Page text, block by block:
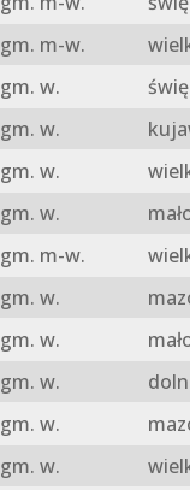
gm. m-w.
gm. w.
gm. w.
gm. w.
gm. w.
gm. m-w.
gm. w.
gm. w.
gm. w.
gm. w.
gm. w.